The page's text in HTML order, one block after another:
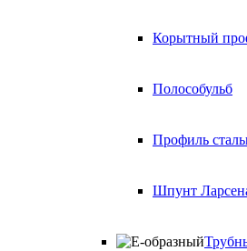
Корытный
Полособульб
Профиль
Шпунт